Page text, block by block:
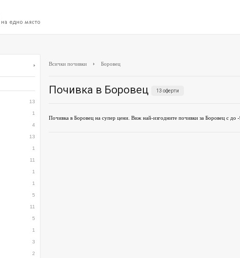
13
1
4
13
1
11
1
1
5
11
5
1
3
2
Всички почивки Боровец
Почивка в Боровец 13 оферти
Почивка в Боровец на супер цени. Виж най-изгодните почивки за Боровец с до -